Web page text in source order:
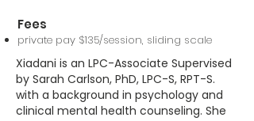
Fees
private pay $135/session, sliding scale
Xiadani is an LPC-Associate Supervised
by Sarah Carlson, PhD, LPC-S, RPT-S.
with a background in psychology and
clinical mental health counseling. She